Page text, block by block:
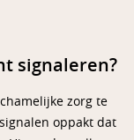
signaleren?
zorg te
oppakt dat